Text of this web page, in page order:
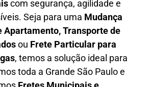
com segurança, agilidade e
Seja para uma Mudança
Apartamento, Transporte de
ou Frete Particular para
, temos a solução ideal para
toda a Grande São Pauloe